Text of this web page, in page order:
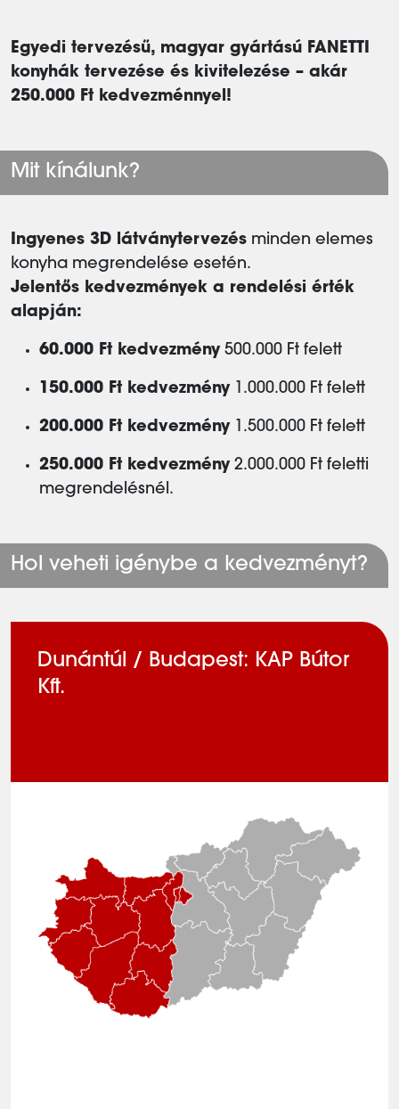
Egyedi tervezésű, magyar gyártású FANETTI
konyhák tervezése és kivitelezése – akár
250.000 Ft kedvezménnyel!
Mit kínálunk?
Ingyenes 3D látványtervezés minden elemes
konyha megrendelése esetén.
Jelentős kedvezmények a rendelési érték
alapján:
60.000 Ft kedvezmény500.000 Ft felett
150.000 Ft kedvezmény1.000.000 Ft felett
200.000 Ft kedvezmény1.500.000 Ft felett
250.000 Ft kedvezmény2.000.000 Ft feletti
megrendelésnél.
Hol veheti igénybe a kedvezményt?
Dunántúl / Budapest: KAP Bútor
Kft.